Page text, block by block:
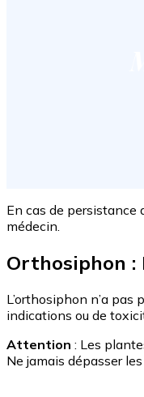
En cas de persistance
médecin.
Orthosiphon :
L’orthosiphon n’a pas
indications ou de
Attention : Les
Ne jamais dépasser